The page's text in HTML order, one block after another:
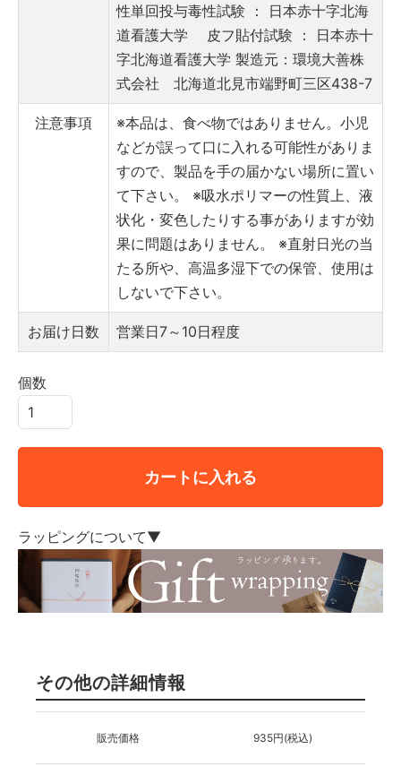
性単回投与毒性試験 ： 日本赤十字北海
道看護大学
皮フ貼付試験 ： 日本赤十
字北海道看護大学 製造元：環境大善株
式会社 北海道北見市端野町三区438-7
注意事項
※本品は、食べ物ではありません。小児
などが誤って口に入れる可能性がありま
すので、製品を手の届かない場所に置い
て下さい。
※吸水ポリマーの性質上、液
状化・変色したりする事がありますが効
果に問題はありません。
※直射日光の当
たる所や、高温多湿下での保管、使用は
しないで下さい。
お届け日数 営業日7～10日程度
個数
カートに入れる
ラッピングについて▼
その他の詳細情報
販売価格 935円(税込)